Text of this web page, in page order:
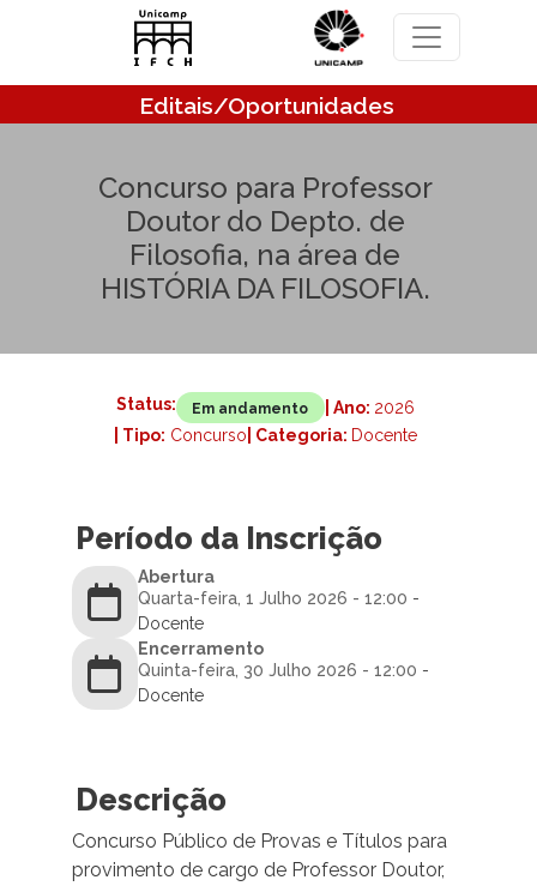
Pular para o conteúdo principal
Editais/Oportunidades
Concurso para Professor
Doutor do Depto. de
Filosofia, na área de
HISTÓRIA DA FILOSOFIA.
Status: Em andamento | Ano: 2026
| Tipo: Concurso | Categoria: Docente
Período da Inscrição
Abertura
Quarta-feira, 1 Julho 2026 - 12:00 -
Docente
Encerramento
Quinta-feira, 30 Julho 2026 - 12:00 -
Docente
Descrição
Concurso Público de Provas e Títulos para
provimento de cargo de Professor Doutor,